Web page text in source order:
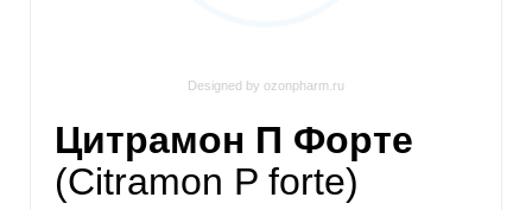
Designed by ozonpharm.ru
Цитрамон П Форте
(Citramon P forte)